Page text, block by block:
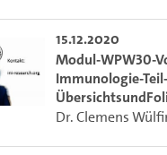
15.12.2020
Modul-WPW30-
Immunologie-
Dr. Clemens